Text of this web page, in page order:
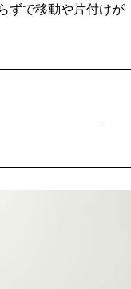
ずで移動や片付けが